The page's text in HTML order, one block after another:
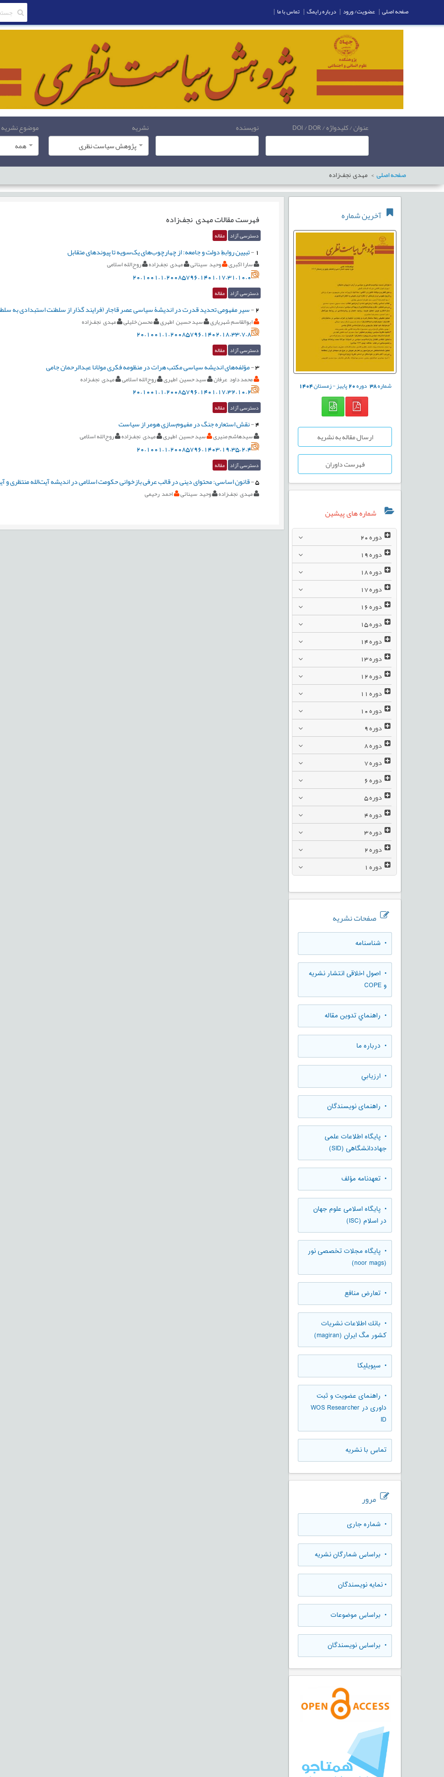
عنوان / کلیدواژه / DOI / DOR نویسنده
نشریه
پژوهش سیاست نظری
موضوع نشریه
همه
صفحه اصلی مهدی نجف‌زاده
آخرین شماره
شماره38 دوره20پاییز - زمستان1404
ارسال مقاله به نشریه
فهرست داوران
شماره های پیشین
دوره
دوره
دوره
دوره
دوره
دوره
دوره
دوره
دوره
دوره
دوره
دوره
دوره
دوره
دوره
دوره
دوره
دوره
دوره
دوره
صفحات نشریه
• شناسنامه
• اصول اخلاقی انتشار نشریه
و COPE
• راهنماي تدوين مقاله
• درباره ما
• ارزيابي
• راهنمای نویسندگان
• پایگاه اطلاعات علمی
جهاددانشگاهی (SID)
• تعهدنامه مؤلف
• پایگاه اسلامی علوم جهان
در اسلام (ISC)
• پایگاه مجلات تخصصی نور
(noor mags)
• تعارض منافع
• بانك اطلاعات نشريات
كشور مگ ايران (magiran)
• سیویلیکا
• راهنمای عضویت و ثبت
داوری در WOS Researcher
ID
تماس با نشریه
مرور
• شماره جاری
• براساس شمارگان نشریه
•نمایه نویسندگان
• براساس موضوعات
• براساس نویسندگان
فهرست مقالاتمهدی نجف‌زاده
دسترسی آزاد مقاله
1
-تبیین روابطِ دولت و جامعه: از چهارچوب‌های یک‌سویه تا پیوندهای متقابل
سارا اکبری وحید سینائی مهدی نجف‌زاده روح‌الله اسلامی
20.1001.1.20085796.1401.17.31.10.0
دسترسی آزاد مقاله
2
-سیر مفهومی تحدید قدرت در اندیشۀ ‌سیاسی عصر قاجار (فرایند گذار از سلطنت استبدادی به
ابوالقاسم شهریاری سید حسین اطهری محسن خلیلی مهدی نجف‌زاده
20.1001.1.20085796.1402.18.33.7.8
دسترسی آزاد مقاله
3
-مؤلفه‌های اندیشه سیاسی مکتب هرات در منظومه فکری مولانا عبدالرحمان جامی
محمد داود عرفان سید حسین اطهری روح‌الله اسلامی مهدی نجف‌زاده
20.1001.1.20085796.1401.17.32.10.2
دسترسی آزاد مقاله
4
-نقش استعاره جنگ در مفهوم‌‌سازی هومر از سیاست
سیدهاشم منیری سید حسین اطهری مهدی نجف‌زاده روح‌الله اسلامی
20.1001.1.20085796.1403.19.35.2.4
دسترسی آزاد مقاله
5
-قانون اساسی: محتوای دینی در قالب عرفی بازخوانی حکومت اسلامی در اندیشه آیت‌الله منتظری و
مهدی نجف‌زاده وحید سینائی احمد رحیمی
صفحه اصلی | عضویت/ ورود | درباره رایمگ | تماس با ما |